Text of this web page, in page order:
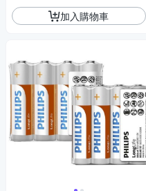
加入購物車